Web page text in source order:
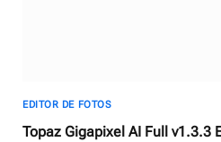
EDITOR DE FOTOS
Topaz Gigapixel AI Full v1.3.3